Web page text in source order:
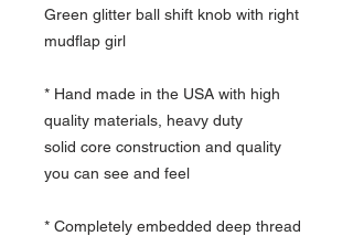
Green glitter ball shift knob with right
mudflap girl
* Hand made in the USA with high
quality materials, heavy duty
solid core construction and quality
you can see and feel
* Completely embedded deep thread